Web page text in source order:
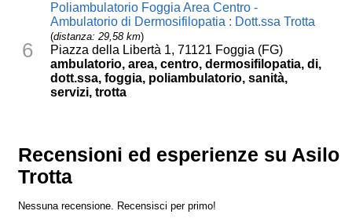
6
Poliambulatorio Foggia Area Centro -
Ambulatorio di Dermosifilopatia : Dott.ssa Trotta
(distanza: 29,58 km)
Piazza della Libertà 1, 71121 Foggia (FG)
ambulatorio, area, centro, dermosifilopatia, di,
dott.ssa, foggia, poliambulatorio, sanità,
servizi, trotta
Recensioni ed esperienze su Asilo
Trotta
Nessuna recensione. Recensisci per primo!